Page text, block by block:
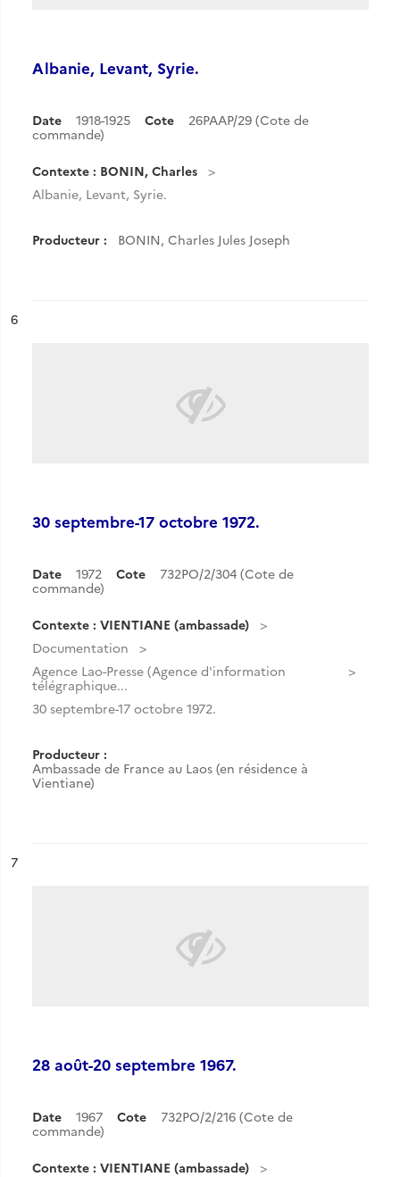
Albanie, Levant, Syrie.
Date 1918-1925 Cote
26PAAP/29 (Cote de
commande)
Contexte : BONIN, Charles
Albanie, Levant, Syrie.
Producteur : BONIN, Charles Jules Joseph
n°
6
30 septembre-17 octobre 1972.
Date 1972 Cote
732PO/2/304 (Cote de
commande)
Contexte : VIENTIANE (ambassade)
Documentation
Agence Lao-Presse (Agence d'information
télégraphique...
30 septembre-17 octobre 1972.
Producteur :
Ambassade de France au Laos (en résidence à
Vientiane)
n°
7
28 août-20 septembre 1967.
Date 1967 Cote
732PO/2/216 (Cote de
commande)
Contexte : VIENTIANE (ambassade)